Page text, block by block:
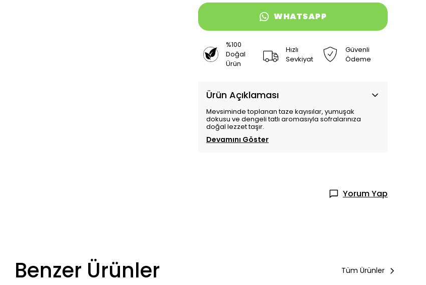
WHATSAPP
%100
Doğal
Ürün
Hızlı
Sevkiyat
Güvenli
Ödeme
Ürün Açıklaması
Mevsiminde toplanan taze kayısılar, yumuşak
dokusu ve dengeli tatlı aromasıyla sofralarınıza
doğal lezzet taşır.
Devamını Göster
Yorum Yap
Benzer Ürünler Tüm Ürünler